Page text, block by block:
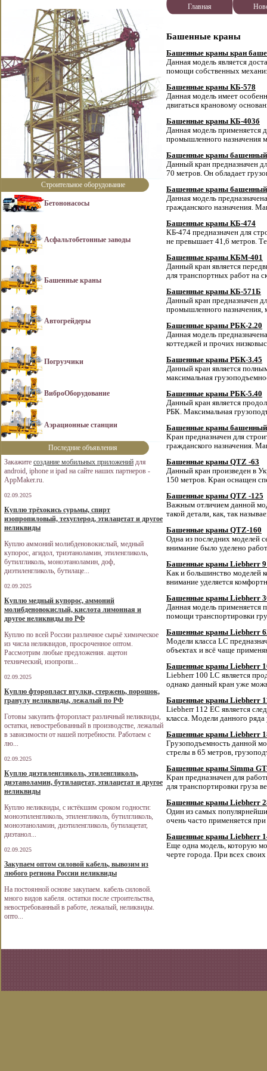
Строительное оборудование
Бетононасосы
Асфальтобетонные заводы
Башенные краны
Автогрейдеры
Погрузчики
ВиброОборудование
Аэрационные станции
Последние объявления
Закажите создание мобильных приложений для
android, iphone и ipad на сайте наших партнеров -
AppMaker.ru.
02.09.2025
Куплю трёхокись сурьмы, спирт
изопропиловый, техуглерод, этилацетат и другое
неликвиды
Куплю аммоний молибденовокислый, медный
купорос, агидол, триэтаноламин, этиленгликоль,
бутилгликоль, моноэтаноламин, доф,
диэтиленгликоль, бутилаце...
02.09.2025
Куплю медный купорос, аммоний
молибденовокислый, кислота лимонная и
другое неликвиды по РФ
Куплю по всей России различное сырьё химическое
из числа неликвидов, просроченное оптом.
Рассмотрим любые предложения. ацетон
технический, изопропи...
02.09.2025
Куплю фторопласт втулки, стержень, порошок,
гранулу неликвиды, лежалый по РФ
Готовы закупить фторопласт различный неликвиды,
остатки, невостребованный в производстве, лежалый
в зависимости от нашей потребности. Работаем с
лю...
02.09.2025
Куплю диэтиленгликоль, этиленгликоль,
диэтаноламин, бутилацетат, этилацетат и другое
неликвиды
Куплю неликвиды, с истёкшим сроком годности:
моноэтиленгликоль, этиленгликоль, бутилгликоль,
моноэтаноламин, диэтиленгликоль, бутилацетат,
диэтанол...
02.09.2025
Закупаем оптом силовой кабель, вывозим из
любого региона России неликвиды
На постоянной основе закупаем. кабель силовой.
много видов кабеля. остатки после строительства,
невостребованный в работе, лежалый, неликвиды.
опто...
Главная
Башенные краны
Башенные краны кран
Данная модель является
помощи собственных
Башенные краны КБ-578
Данная модель имеет
двигаться крановому
Башенные краны КБ-403б
Данная модель применяется
промышленного назначения
Башенные краны башенный
Данный кран предназначен
70 метров. Он обладает
Башенные краны башенный
Данная модель
гражданского назначения.
Башенные краны КБ-474
КБ-474 предназначен для
не превышает 41,6 метров.
Башенные краны КБМ-401
Данный кран является
для транспортных работ на
Башенные краны КБ-571Б
Данный кран предназначен
промышленного назначения,
Башенные краны РБК-2.20
Данная модель
коттеджей и прочих
Башенные краны РБК-3.45
Данный кран является
максимальная
Башенные краны РБК-5.40
Данный кран является
РБК. Максимальная
Башенные краны башенный
Кран предназначен для
гражданского назначения.
Башенные краны QTZ -63
Данный кран произведен в
150 метров. Кран оснащен
Башенные краны QTZ -125
Важным отличием данной
такой детали, как, так
Башенные краны QTZ-160
Одна из последних моделей
внимание было уделено
Башенные краны Liebherr
Как и большинство моделей
внимание уделяется
Башенные краны Liebherr
Данная модель применяется
помощи транспортировки
Башенные краны Liebherr
Модели класса LC
объектах и всё чаще
Башенные краны Liebherr
Liebherr 100 LC является
однако данный кран уже
Башенные краны Liebherr
Liebherr 112 EC является
класса. Модели данного
Башенные краны Liebherr
Грузоподъемность данной
стрелы в 65 метров,
Башенные краны Simma
Кран предназначен для
для транспортировки груза
Башенные краны Liebherr
Один из самых
очень часто применяется
Башенные краны Liebherr
Еще одна модель, которую
черте города. При всех